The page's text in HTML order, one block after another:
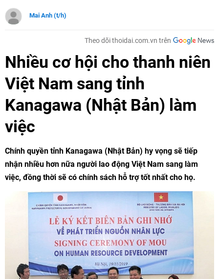
Mai Anh (t/h)
Theo dõi thoidai.com.vn trên
Nhiều cơ hội cho thanh niên
Việt Nam sang tỉnh
Kanagawa (Nhật Bản) làm
việc
Chính quyền tỉnh Kanagawa (Nhật Bản) hy vọng sẽ tiếp
nhận nhiều hơn nữa người lao động Việt Nam sang làm
việc, đồng thời sẽ có chính sách hỗ trợ tốt nhất cho họ.